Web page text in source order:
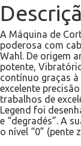
A Máquina de
poderosa com
Wahl. De origem
potente,
contínuo graças
excelente
trabalhos de
Legend foi
e “degradés”. A
o nível “0” (pente